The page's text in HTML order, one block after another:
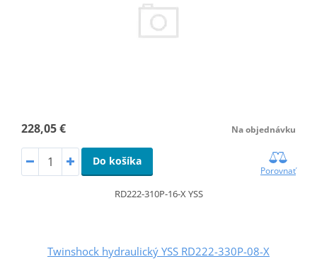
228,05 € Na objednávku
Do košíka
Porovnať
RD222-310P-16-X YSS
Twinshock hydraulický YSS RD222-330P-08-X